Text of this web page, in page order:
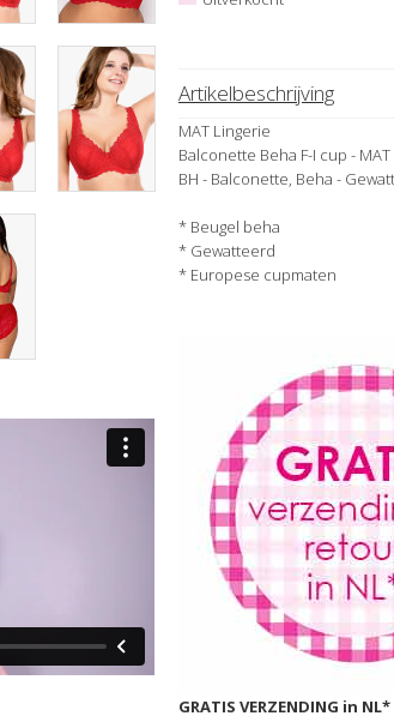
Artikelbeschrijving
MAT Lingerie
Balconette Beha F-I cup - MAT
BH - Balconette, Beha -
* Beugel beha
* Gewatteerd
* Europese cupmaten
GRATIS VERZENDING in NL*